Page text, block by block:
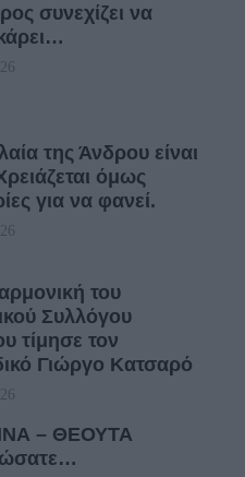
συνεχίζει να
της Άνδρου είναι
όμως
για να φανεί.
του
Συλλόγου
τίμησε τον
Γιώργο Κατσαρό
– ΘΕΟΥΤΑ